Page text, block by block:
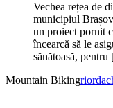
Vechea rețea de
municipiul
un proiect pornit
încearcă să le
sănătoasă, pentru
Mountain Biking